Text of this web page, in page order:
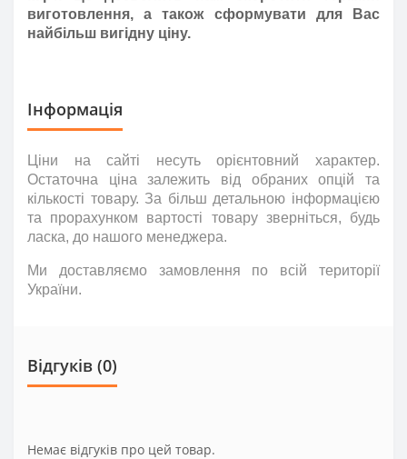
виготовлення, а також сформувати для Вас
найбільш вигідну ціну.
Інформація
Ціни на сайті несутьорієнтовний характер.
Остаточна ціна залежить від обраних опцій та
кількості товару. За більш детальною інформацією
та прорахунком вартості товару зверніться, будь
ласка, до нашого менеджера.
Ми доставляємо замовлення по всій території
України.
Відгуків (0)
Немає відгуків про цей товар.